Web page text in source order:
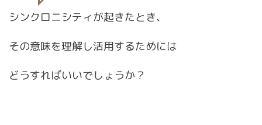
シンクロニシティが起きたとき、
その意味を理解し活用するためには
どうすればいいでしょうか？